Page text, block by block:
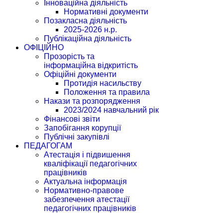
Інноваційна діяльність
Нормативні документи
Позакласна діяльність
2025-2026 н.р.
Публікаційна діяльність
ОФІЦІЙНО
Прозорість та
інформаційна відкритість
Офіційні документи
Протидія насильству
Положення та правила
Накази та розпорядження
2023/2024 навчальний рік
Фінансові звіти
Запобігання корупції
Публічні закупівлі
ПЕДАГОГАМ
Атестація і підвишення
кваліфікації педагогічних
працівників
Актуальна інформація
Нормативно-правове
забезпечення атестації
педагогічних працівників